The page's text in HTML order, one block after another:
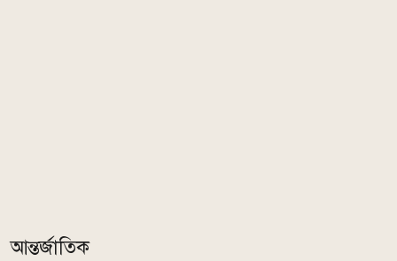
আন্তর্জাতিক